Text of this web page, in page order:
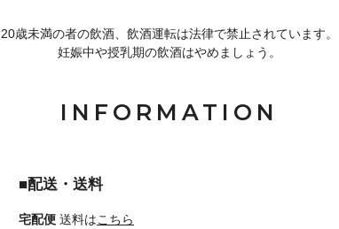
20歳未満の者の飲酒、飲酒運転は法律で禁止されています。
妊娠中や授乳期の飲酒はやめましょう。
INFORMATION
■配送・送料
宅配便 送料はこちら